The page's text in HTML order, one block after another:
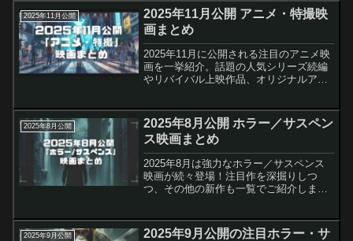
ー：バッドランド」を筆頭に、「羅小黒
戦記２ ぼくらが...
2025年11月公開
2025年11月公開 アニメ・特撮映
画まとめ
2025年11月に公開される注目のアニメ映
画を一挙紹介。話題の人気シリーズ続編
やリバイバル上映作品、オリジナルアニ
世界を、この記事でしっかりチェックし
ましょう。劇場版 ...
2025年8月公開
2025年8月公開 ホラー／サスペン
ス映画まとめ
2025年8月は強力なホラー／サスペンス
映画が続々登場！注目作を深掘りしつ
つ、その他の新作も一覧でご紹介しま
畿地方のある場所について公開日：2025
2025年9月公開
2025年9月公開の注目ホラー・サ